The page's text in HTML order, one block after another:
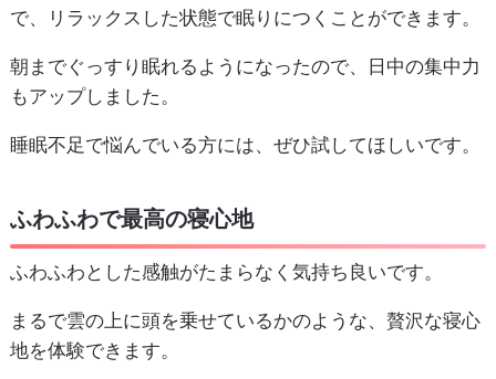
で、リラックスした状態で眠りにつくことができます。
朝までぐっすり眠れるようになったので、日中の集中力
もアップしました。
睡眠不足で悩んでいる方には、ぜひ試してほしいです。
ふわふわで最高の寝心地
ふわふわとした感触がたまらなく気持ち良いです。
まるで雲の上に頭を乗せているかのような、贅沢な寝心
地を体験できます。